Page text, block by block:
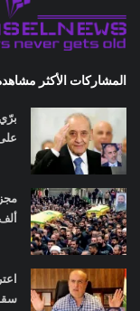
المشاركات الأكثر